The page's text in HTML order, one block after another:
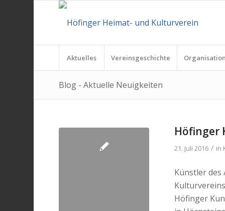
Aktuelles Vereinsgeschichte Organisation
Blog - Aktuelle Neuigkeiten
Höfinger
21. Juli 2016 / in
Künstler
Höfinger